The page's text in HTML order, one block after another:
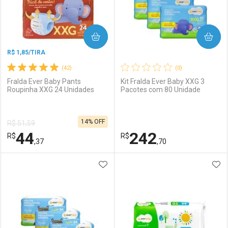
Comprar sem Desconto
Por R$ 14,39/cada
Comprar sem Desconto
Por R$ 14,39/cada
Comprar sem Desconto
Por R$ 7,19/cada
Por R$ 7,19/cada
(42)
R$ 1,85/TIRA
Fralda Ever Baby Pants
Roupinha XXG 24 Unidades
R$ 51,59
R$44,37
14% OFF
COMPRAR
Laboratório
Por Menos
(0)
Kit Fralda Ever Baby XXG 3
Pacotes com 80 Unidade
R$242,70
COMPRAR
ADICIONAR AOS FAVORITOS